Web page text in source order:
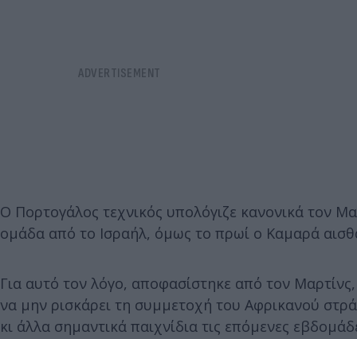
Ο Πορτογάλος τεχνικός υπολόγιζε κανονικά τον
ομάδα από το Ισραήλ, όμως το πρωί ο Καμαρά
Για αυτό τον λόγο, αποφασίστηκε από τον
να μην ρισκάρει τη συμμετοχή του Αφρικανού
κι άλλα σημαντικά παιχνίδια τις επόμενες